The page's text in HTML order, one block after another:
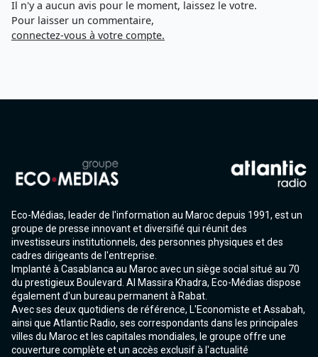
Il n'y a aucun avis pour le moment, laissez le votre.
Pour laisser un commentaire,
connectez-vous à votre compte.
Eco-Médias, leader de l'information au Maroc depuis 1991, est un
groupe de presse innovant et diversifié qui réunit des
investisseurs institutionnels, des personnes physiques et des
cadres dirigeants de l'entreprise.
Implanté à Casablanca au Maroc avec un siège social situé au 70
du prestigieux Boulevard. Al Massira Khadra, Eco-Médias dispose
également d'un bureau permanent à Rabat.
Avec ses deux quotidiens de référence, L'Economiste et Assabah,
ainsi que Atlantic Radio, ses correspondants dans les principales
villes du Maroc et les capitales mondiales, le groupe offre une
couverture complète et un accès exclusif à l'actualité